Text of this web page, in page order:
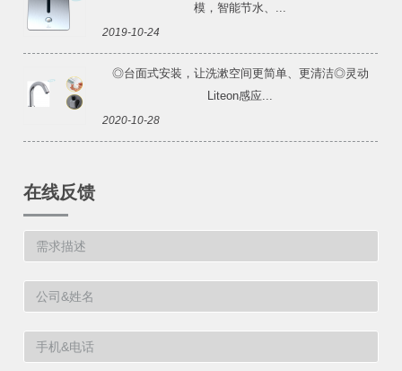
模，智能节水、...
2019-10-24
◎台面式安装，让洗漱空间更简单、更清洁◎灵动
Liteon感应...
2020-10-28
在线反馈